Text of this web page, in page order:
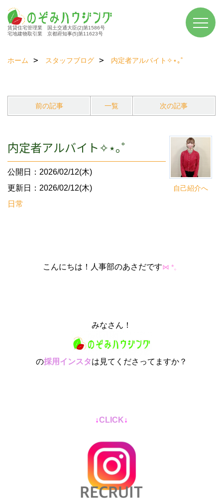
賃貸住宅管理業 国土交通大臣(2)第1586号
宅地建物取引業 京都府知事(5)第11623号
ホーム スタッフブログ 内定者アルバイト✧⋆｡˚
前の記事 一覧 次の記事
自己紹介へ
内定者アルバイト✧⋆｡˚
公開日：2026/02/12(木)
更新日：2026/02/12(木)
日常
こんにちは！人事部のあさだです⋈ *。
みなさん！
の採用インスタは見てくださってますか？
↓CLICK↓